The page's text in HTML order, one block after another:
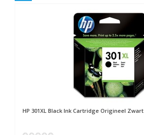
HP 301XL Black Ink Cartridge Origineel Zwart